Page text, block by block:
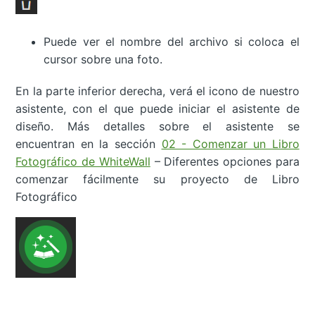
Puede ver el nombre del archivo si coloca el
cursor sobre una foto.
En la parte inferior derecha, verá el icono de nuestro
asistente, con el que puede iniciar el asistente de
diseño. Más detalles sobre el asistente se
encuentran en la sección 02 - Comenzar un Libro
Fotográfico de WhiteWall – Diferentes opciones para
comenzar fácilmente su proyecto de Libro
Fotográfico